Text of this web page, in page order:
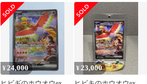
ク MEGAドリームex …
¥ 24,000 ¥ 23,000